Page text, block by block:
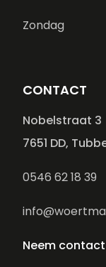
Zondag
CONTACT
Nobelstraat 3
7651 DD,
0546 62 18 39
Neem